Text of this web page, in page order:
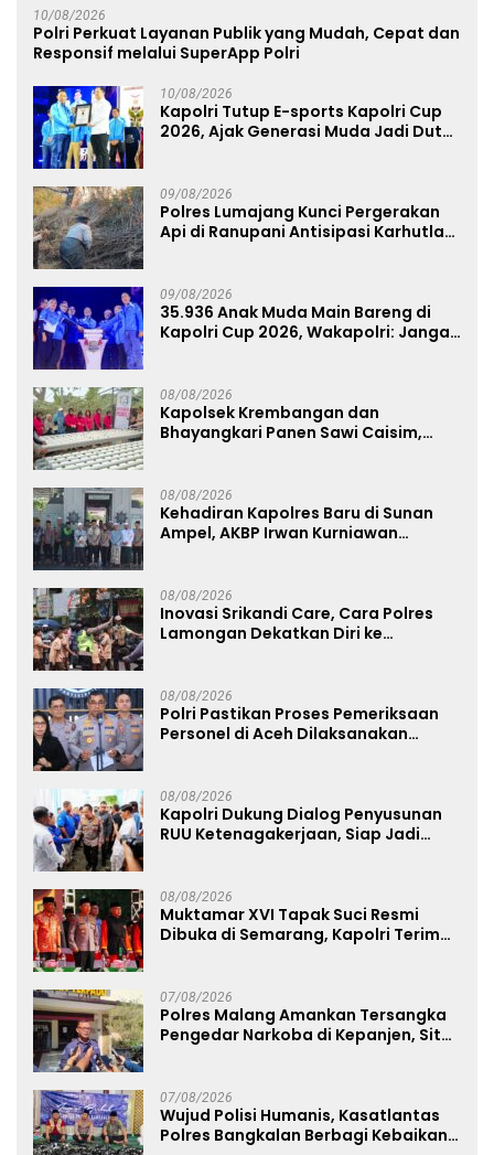
10/08/2026
Polri Perkuat Layanan Publik yang Mudah, Cepat dan
Responsif melalui SuperApp Polri
10/08/2026
Kapolri Tutup E-sports Kapolri Cup
2026, Ajak Generasi Muda Jadi Duta
09/08/2026
Polres Lumajang Kunci Pergerakan
Api di Ranupani Antisipasi Karhutla
09/08/2026
35.936 Anak Muda Main Bareng di
Kapolri Cup 2026, Wakapolri: Jangan
08/08/2026
Kapolsek Krembangan dan
Bhayangkari Panen Sawi Caisim,
08/08/2026
Kehadiran Kapolres Baru di Sunan
Ampel, AKBP Irwan Kurniawan
08/08/2026
Inovasi Srikandi Care, Cara Polres
Lamongan Dekatkan Diri ke
08/08/2026
Polri Pastikan Proses Pemeriksaan
Personel di Aceh Dilaksanakan
08/08/2026
Kapolri Dukung Dialog Penyusunan
RUU Ketenagakerjaan, Siap Jadi
08/08/2026
Muktamar XVI Tapak Suci Resmi
Dibuka di Semarang, Kapolri Terima
07/08/2026
Polres Malang Amankan Tersangka
Pengedar Narkoba di Kepanjen, Sita
07/08/2026
Wujud Polisi Humanis, Kasatlantas
Polres Bangkalan Berbagi Kebaikan